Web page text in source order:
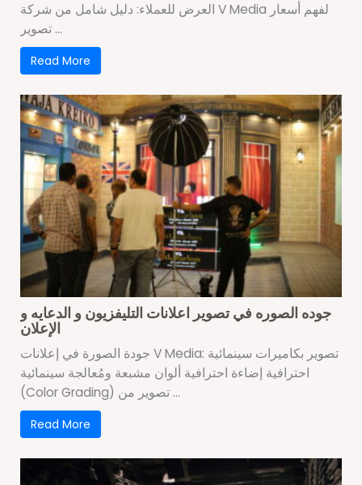
العرض للعملاء: دليل شامل من شركة V Media لفهم أسعار
تصوير ...
Read More
جوده الصوره في تصوير اعلانات التليفزيون و الدعايه و
الإعلان
جودة الصورة في إعلانات V Media: تصوير بكاميرات سينمائية
احترافية إضاءة احترافية ألوان مشبعة ومُعالجة سينمائية
(Color Grading) تصوير من ...
Read More